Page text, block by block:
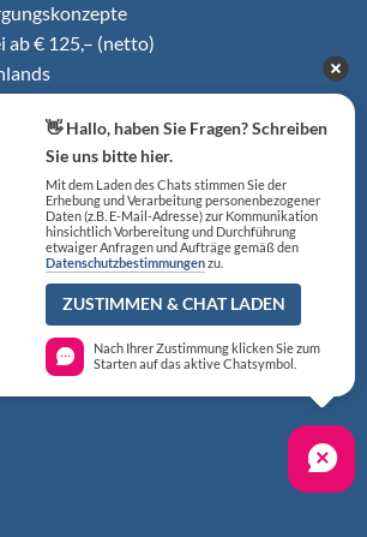
ab € 125,– (netto)
Kundendienst
QM-System
13485
👋 Hallo, haben Sie Fragen? Schreiben
Sie uns bitte hier.
Mit dem Laden des Chats stimmen Sie der
Erhebung und Verarbeitung personenbezogener
Daten (z.B. E-Mail-Adresse) zur Kommunikation
hinsichtlich Vorbereitung und Durchführung
etwaiger Anfragen und Aufträge gemäß den
Datenschutzbestimmungenzu.
ZUSTIMMEN & CHAT LADEN
Nach Ihrer Zustimmung klicken Sie zum
Starten auf das aktive Chatsymbol.